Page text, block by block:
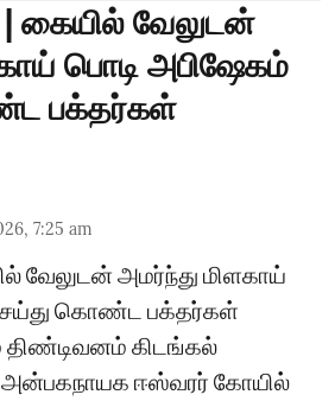
கையில் வேலுடன்
பொடி அபிஷேகம்
பக்தர்கள்
7:25 am
வேலுடன் அமர்ந்து மிளகாய்
கொண்ட பக்தர்கள்
திண்டிவனம் கிடங்கல்
ஈஸ்வரர் கோயில்